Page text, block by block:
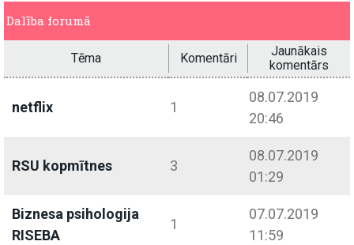
Dalība forumā
Tēma Komentāri
Jaunākais
komentārs
netflix 1
08.07.2019
20:46
RSU kopmītnes 3
08.07.2019
01:29
Biznesa psihologija
RISEBA
1
07.07.2019
11:59